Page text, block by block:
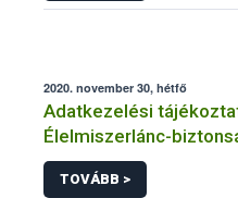
2020. november 30, hétfő
Adatkezelési
Élelmiszerlánc-
Hivatal
gyakorlásával
TOVÁBB >